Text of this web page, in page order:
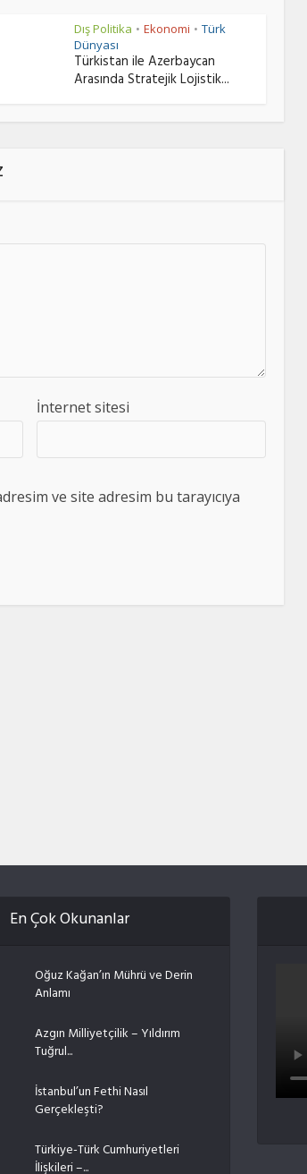
Dış Politika • Ekonomi • Türk
Dünyası
Türkistan ile Azerbaycan
Arasında Stratejik Lojistik...
İnternet sitesi
ve site adresim bu tarayıcıya
En Çok Okunanlar
Oğuz Kağan’ın Mührü ve Derin
Anlamı
Azgın Milliyetçilik – Yıldırım
Tuğrul...
İstanbul’un Fethi Nasıl
Gerçekleşti?
Türkiye-Türk Cumhuriyetleri
İlişkileri –...